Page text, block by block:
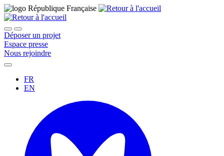
Déposer un projet
Espace presse
Nous rejoindre
FR
EN